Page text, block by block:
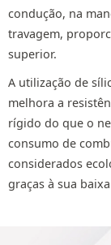
condução, na
travagem,
superior.
A utilização de
melhora a
rígido do que o
consumo de
considerados
graças à sua